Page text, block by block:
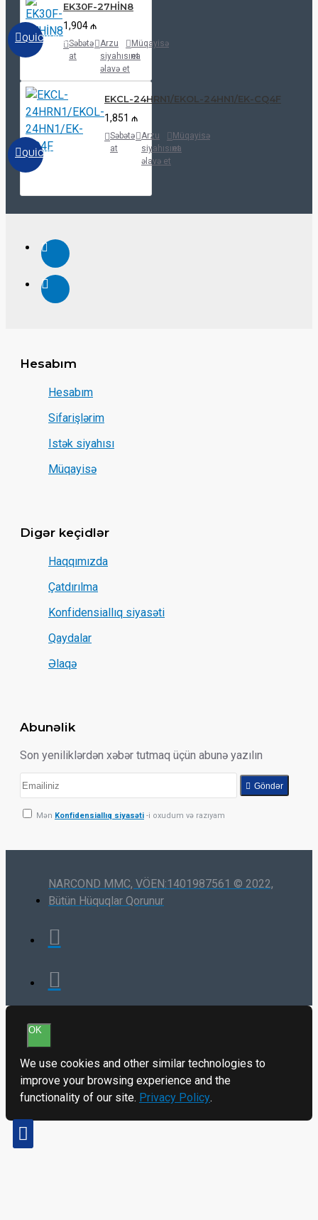
QUICKVIEW
EK30F-27HİN8
1,904 ₼
Səbətə
at
Arzu
siyahısına
əlavə et
Müqayisə
et
QUICKVIEW
EKCL-24HRN1/EKOL-24HN1/EK-CQ4F
1,851 ₼
Səbətə
at
Arzu
siyahısına
əlavə et
Müqayisə
et
Hesabım
Hesabım
Sifarişlərim
Istək siyahısı
Müqayisə
Digər keçidlər
Haqqımızda
Çatdırılma
Konfidensiallıq siyasəti
Qaydalar
Əlaqə
Abunəlik
Son yeniliklərdən xəbər tutmaq üçün abunə yazılın
Göndər
Mən Konfidensiallıq siyasəti -i oxudum və razıyam
NARCOND MMC, VÖEN:1401987561 © 2022,
Bütün Hüquqlar Qorunur
OK
We use cookies and other similar technologies to
improve your browsing experience and the
functionality of our site. Privacy Policy.